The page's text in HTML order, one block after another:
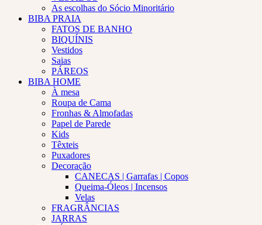
As escolhas do Sócio Minoritário
BIBA PRAIA
FATOS DE BANHO
BIQUÍNIS
Vestidos
Saias
PÁREOS
BIBA HOME
À mesa
Roupa de Cama
Fronhas & Almofadas
Papel de Parede
Kids
Têxteis
Puxadores
Decoração
CANECAS | Garrafas | Copos
Queima-Óleos | Incensos
Velas
FRAGRÂNCIAS
JARRAS